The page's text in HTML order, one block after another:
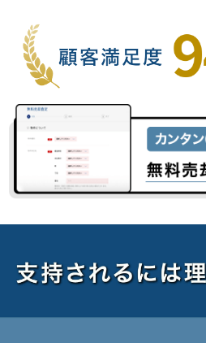
プロパティスタについて
区分マンション投資について知る・学ぶ
区分マンション投資ガイド
購入・売却ガイドブック
区分マンション投資のプロ
マーケットレポート・コラム
セミナー動画アーカイブ